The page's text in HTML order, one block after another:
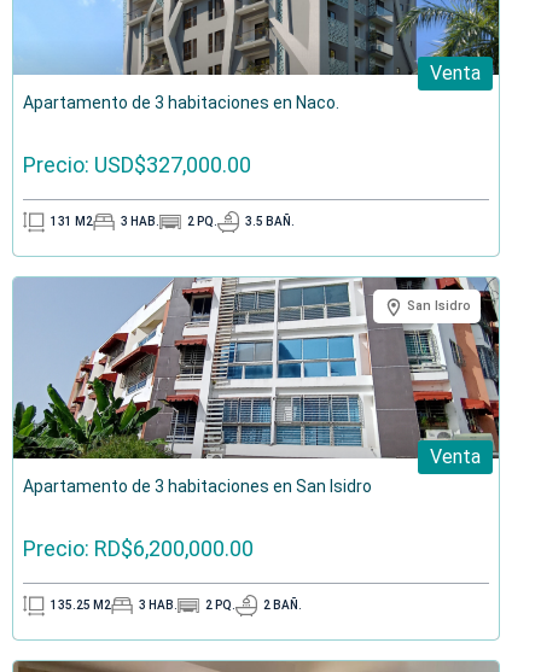
Venta
Apartamento de 3 habitaciones en Naco.
Precio: USD$327,000.00
131 M2 3 HAB. 2 PQ. 3.5 BAÑ.
San Isidro
Venta
Apartamento de 3 habitaciones en San Isidro
Precio: RD$6,200,000.00
135.25 M2 3 HAB. 2 PQ. 2 BAÑ.